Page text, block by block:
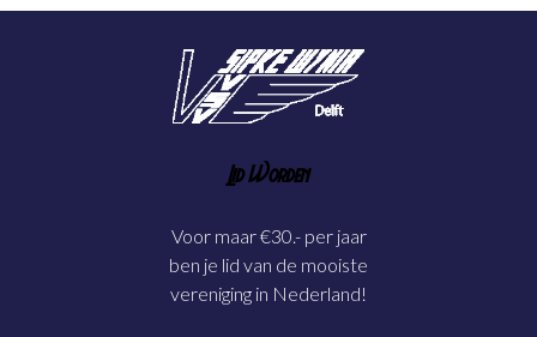
Lid Worden
Voor maar €30.- per jaar
ben je lid van de mooiste
vereniging in Nederland!